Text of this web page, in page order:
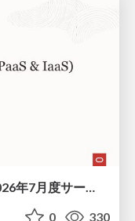
0 330